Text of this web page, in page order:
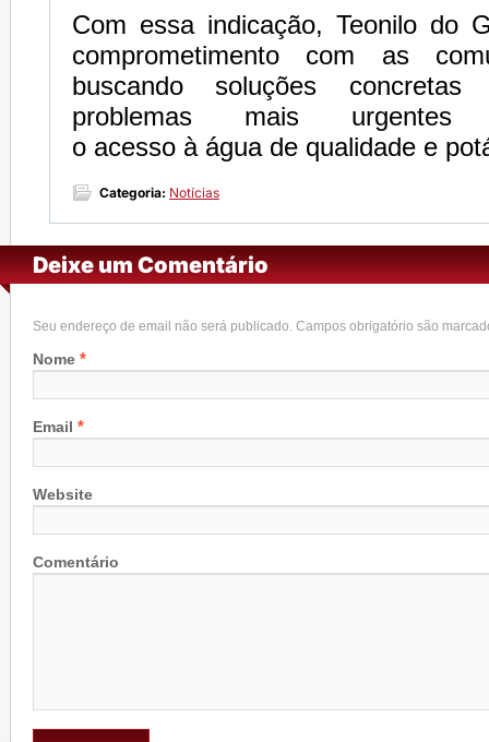
Com essa indicação, Teonilo do
comprometimento com as
buscando soluções
problemas mais
o acesso à água de qualidade e
Categoria: Notícias
Deixe um Comentário
Seu endereço de email não será publicado. Campos obrigatório são
Nome *
Email *
Website
Comentário